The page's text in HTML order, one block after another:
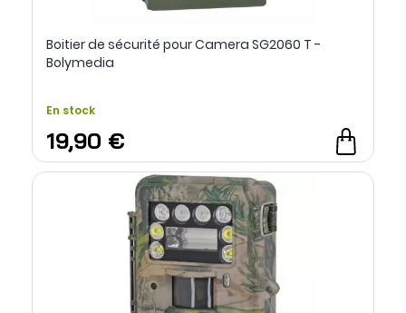
Boitier de sécurité pour Camera SG2060 T -
Bolymedia
En stock
19,90 €